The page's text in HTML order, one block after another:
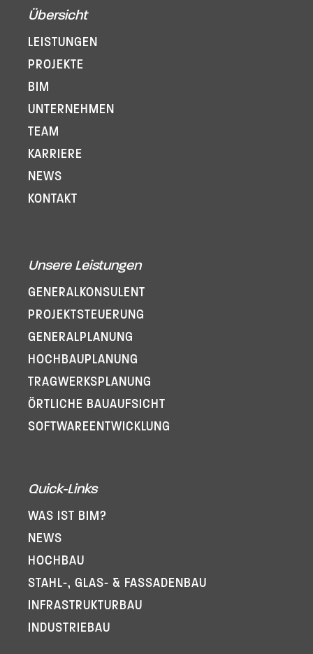
Übersicht
LEISTUNGEN
PROJEKTE
BIM
UNTERNEHMEN
TEAM
KARRIERE
NEWS
KONTAKT
Unsere Leistungen
GENERAL­KONSULENT
PROJEKT­STEUERUNG
GENERAL­PLANUNG
HOCHBAUPLANUNG
TRAGWERKSPLANUNG
ÖRTLICHE BAUAUFSICHT
SOFTWARE­ENTWICKLUNG
Quick-Links
WAS IST BIM?
NEWS
HOCHBAU
STAHL-, GLAS- & FASSADENBAU
INFRA­STRUKTURBAU
INDUSTRIEBAU